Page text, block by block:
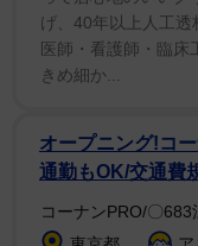
【問題２】四文字
□目□然
げ、40年以上人工透
医師・看護師・臨床
きめ細か...
オープニング!コ
通勤もOK/交通費
コーナンPRO/〇